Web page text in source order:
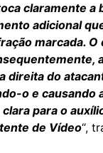
claramente a
adicional
marcada. O
direita do
o e causando
para o
de Vídeo“,